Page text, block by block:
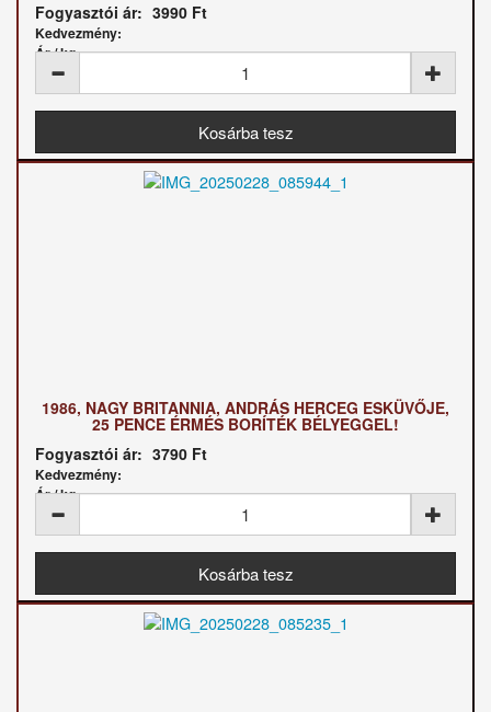
Fogyasztói ár: 3990 Ft
Kedvezmény:
Ár / kg:
1986, NAGY BRITANNIA, ANDRÁS HERCEG ESKÜVŐJE,
25 PENCE ÉRMÉS BORÍTÉK BÉLYEGGEL!
Fogyasztói ár: 3790 Ft
Kedvezmény:
Ár / kg: